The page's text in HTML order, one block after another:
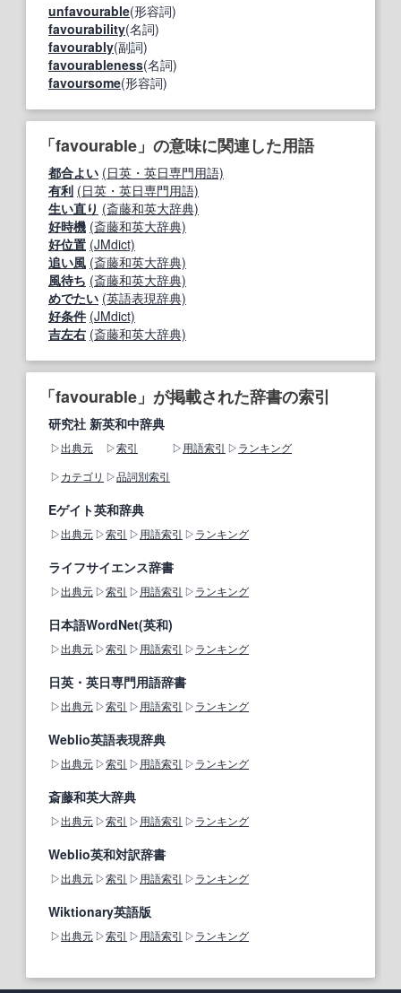
unfavourable(形容詞)
favourability(名詞)
favourably(副詞)
favourableness(名詞)
favoursome(形容詞)
「favourable」の意味に関連した用語
都合よい (日英・英日専門用語)
有利 (日英・英日専門用語)
生い直り (斎藤和英大辞典)
好時機 (斎藤和英大辞典)
好位置 (JMdict)
追い風 (斎藤和英大辞典)
風待ち (斎藤和英大辞典)
めでたい (英語表現辞典)
好条件 (JMdict)
吉左右 (斎藤和英大辞典)
「favourable」が掲載された辞書の索引
研究社 新英和中辞典
出典元 索引 用語索引
ランキング
カテゴリ
品詞別索引
Eゲイト英和辞典
出典元 索引 用語索引 ランキング
ライフサイエンス辞書
出典元 索引 用語索引 ランキング
日本語WordNet(英和)
出典元 索引 用語索引 ランキング
日英・英日専門用語辞書
出典元 索引 用語索引 ランキング
Weblio英語表現辞典
出典元 索引 用語索引 ランキング
斎藤和英大辞典
出典元 索引 用語索引 ランキング
Weblio英和対訳辞書
出典元 索引 用語索引 ランキング
Wiktionary英語版
出典元 索引 用語索引 ランキング